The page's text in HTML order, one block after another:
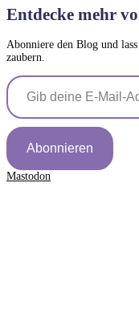
Entdecke mehr
Abonniere den Blog und
zaubern.
Gib deine E-Mail-Adresse ein ...
Abonnieren
Mastodon